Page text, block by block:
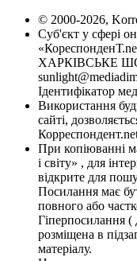
© 2000-2026,
Суб'єкт у сфері
ХАРКІВСЬКЕ
Ідентифікатор
Використання
сайті,
При копіюванні
і світу» , для
відкрите для
Посилання має
повного або
Гіперпосилання (
розміщена в
матеріалу.